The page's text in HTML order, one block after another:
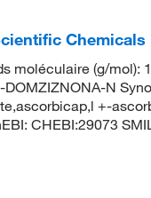
Chemicals
moléculaire (g/mol):
N
+-
CHEBI:29073